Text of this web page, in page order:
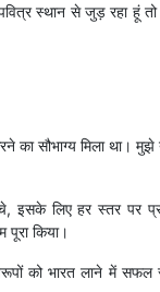
स्थान से जुड़ रहा हूं
का सौभाग्य मिला था।
इसके लिए हर स्तर पर
पूरा किया।
को भारत लाने में